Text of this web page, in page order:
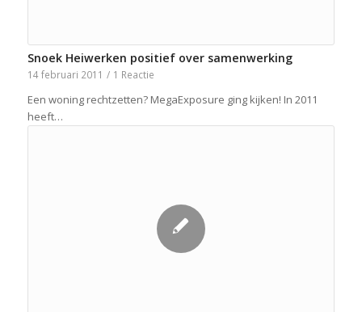
Snoek Heiwerken positief over samenwerking
14 februari 2011 / 1 Reactie
Een woning rechtzetten? MegaExposure ging kijken! In 2011
heeft…